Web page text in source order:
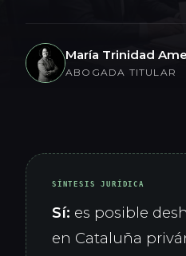
María Trinidad
ABOGADA TITULAR
SÍNTESIS JURÍDICA
Sí: es posible
en Cataluña